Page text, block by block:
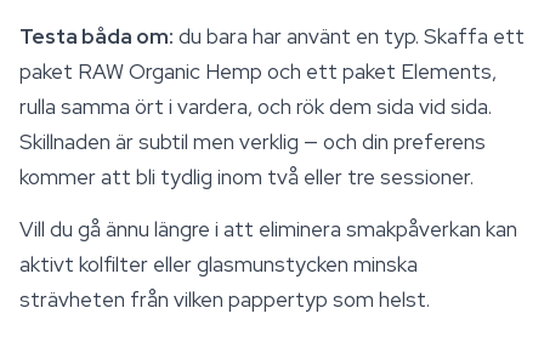
Testa båda om: du bara har använt en typ. Skaffa ett
paket RAW Organic Hemp och ett paket Elements,
rulla samma ört i vardera, och rök dem sida vid sida.
Skillnaden är subtil men verklig — och din preferens
kommer att bli tydlig inom två eller tre sessioner.
Vill du gå ännu längre i att eliminera smakpåverkan kan
aktivt kolfilter eller glasmunstycken minska
strävheten från vilken pappertyp som helst.